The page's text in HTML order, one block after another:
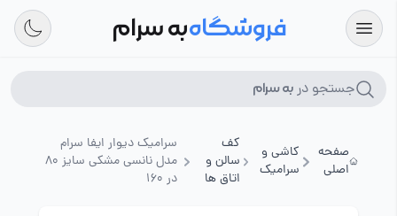
فروشگاهبه سرام
جستجو در به سرام
صفحه
اصلی
کاشی و
سرامیک
کف
سالن و
اتاق ها
سرامیک دیوار ایفا سرام
مدل نانسی مشکی سایز 80
در 160